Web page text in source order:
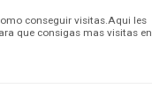
conseguir visitas.Aqui les
que consigas mas visitas en